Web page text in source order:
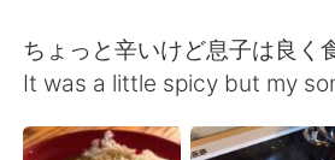
ไทย Indonesia
Italiano Türkçe
ちょっと辛いけど息子は良く
It was a little spicy but my